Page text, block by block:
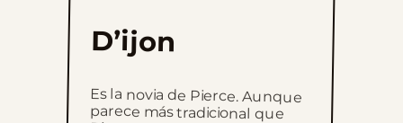
D’ijon
Es la novia de Pierce. Aunque
parece más tradicional que
Pierce, comparte su interés
por la contra cultura (tienen
un tatuaje de El Grito de
Edvard Munch en la lengua).